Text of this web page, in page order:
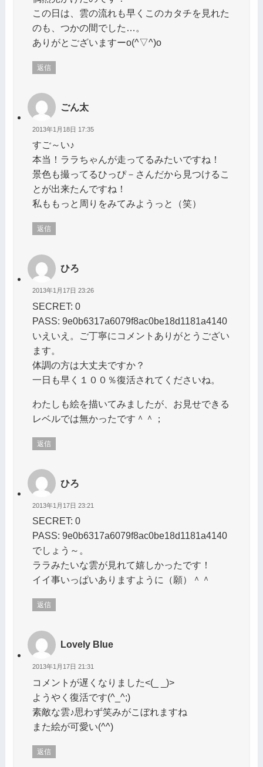
この日は、雲の流れも早くこのカタチを見れた
のも、つかの間でした…。
ありがとございますーo(^▽^)o
返信
ごん太
2013年1月18日 17:35
すご～い♪
本当！ララちゃんが走ってるみたいですね！
景色も撮ってるひっぴ－さんだから見つけるこ
とが出来たんですね！
私ももっと周りをみてみようっと（笑）
返信
ひろ
2013年1月17日 23:26
SECRET: 0
PASS: 9e0b6317a6079f8ac0be18d1181a4140
いえいえ。ご丁寧にコメントありがとうござい
ます。
体調の方は大丈夫ですか？
一日も早く１００％復活されてくださいね。
わたしも絵を描いてみましたが、お見せできる
レベルでは無かったです＾＾；
返信
ひろ
2013年1月17日 23:21
SECRET: 0
PASS: 9e0b6317a6079f8ac0be18d1181a4140
でしょう～。
ララみたいな雲が見れて嬉しかったです！
イイ事いっぱいありますように（願）＾＾
返信
Lovely Blue
2013年1月17日 21:31
コメントが遅くなりました<(_ _)>
ようやく復活です(^_^;)
素敵な雲♪思わず笑みがこぼれますね
また絵が可愛い(^^)
返信